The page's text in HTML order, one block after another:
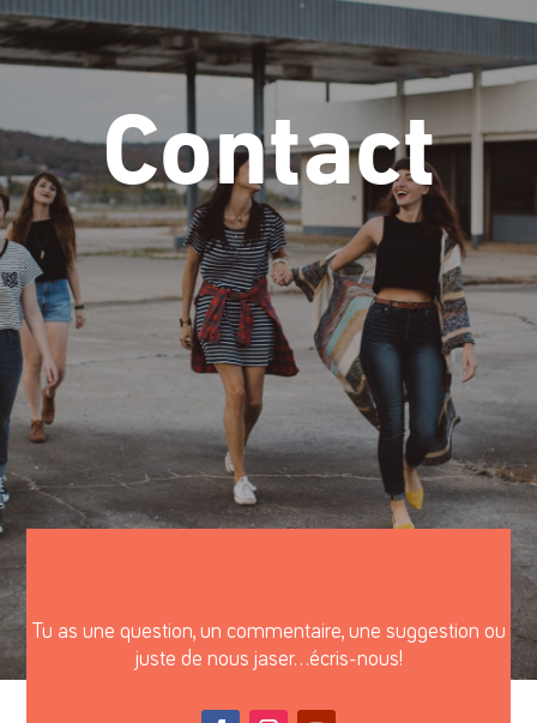
Contact
Tu as une question, un commentaire, une suggestion ou
juste de nous jaser…écris-nous!